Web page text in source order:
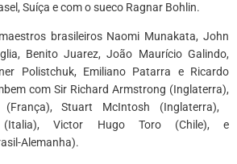
Suíça e com o sueco Ragnar Bohlin.
brasileiros Naomi Munakata, John
, Benito Juarez, João Maurício Galindo,
Polistchuk, Emiliano Patarra e Ricardo
com Sir Richard Armstrong (Inglaterra),
Stuart McIntosh (Inglaterra),
(Italia), Victor Hugo Toro (Chile), e
Alemanha).